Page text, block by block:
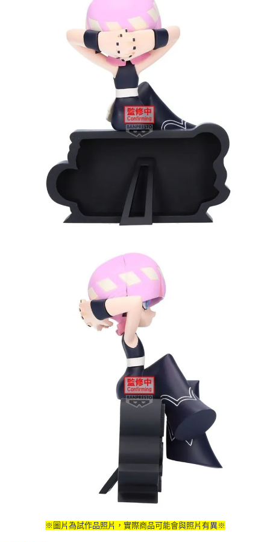
※圖片為試作品照片，實際商品可能會與照片有異※